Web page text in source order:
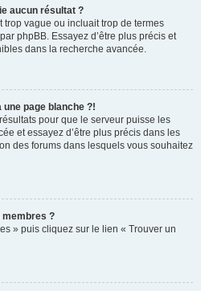
aucun résultat ?
vague ou incluait trop de termes
phpBB. Essayez d’être plus précis et
dans la recherche avancée.
page blanche ?!
pour que le serveur puisse les
et essayez d’être plus précis dans les
des forums dans lesquels vous souhaitez
?
» puis cliquez sur le lien « Trouver un